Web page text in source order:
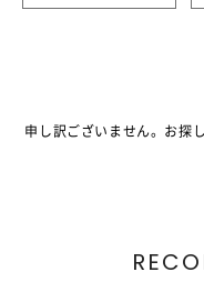
申し訳ございません。お探